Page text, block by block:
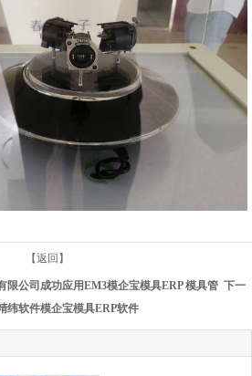
【返回】
限公司成功应用EM3模企宝模具ERP 模具管 下一
纬软件模企宝模具ERP软件